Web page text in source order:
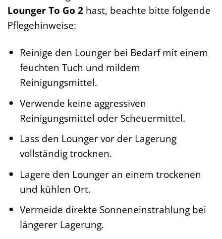
Lounger To Go 2 hast, beachte bitte folgende
Pflegehinweise:
Reinige den Lounger bei Bedarf mit einem
feuchten Tuch und mildem
Reinigungsmittel.
Verwende keine aggressiven
Reinigungsmittel oder Scheuermittel.
Lass den Lounger vor der Lagerung
vollständig trocknen.
Lagere den Lounger an einem trockenen
und kühlen Ort.
Vermeide direkte Sonneneinstrahlung bei
längerer Lagerung.